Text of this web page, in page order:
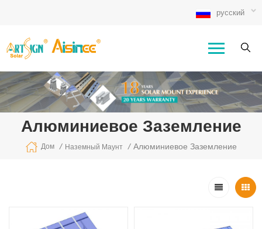
русский
Алюминиевое Заземление
Дом / Наземный Маунт / Алюминиевое Заземление